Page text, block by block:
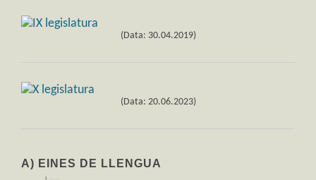
(Data: 30.04.2019)
(Data: 20.06.2023)
A) EINES DE LLENGUA